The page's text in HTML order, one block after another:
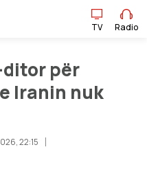
TV Radio
për
Iranin nuk
22:15